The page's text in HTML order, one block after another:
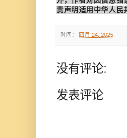
责声明适用中华人
时间： 四月 24, 2025
没有评论:
发表评论